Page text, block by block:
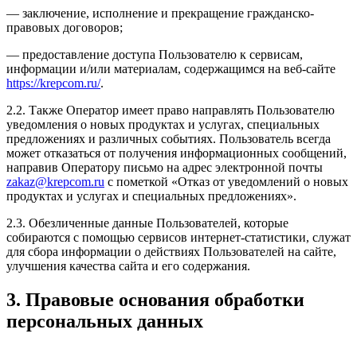
— заключение, исполнение и прекращение гражданско-
правовых договоров;
— предоставление доступа Пользователю к сервисам,
информации и/или материалам, содержащимся на веб-сайте
https://krepcom.ru/.
2.2. Также Оператор имеет право направлять Пользователю
уведомления о новых продуктах и услугах, специальных
предложениях и различных событиях. Пользователь всегда
может отказаться от получения информационных сообщений,
направив Оператору письмо на адрес электронной почты
zakaz@krepcom.ru с пометкой «Отказ от уведомлений о новых
продуктах и услугах и специальных предложениях».
2.3. Обезличенные данные Пользователей, которые
собираются с помощью сервисов интернет-статистики, служат
для сбора информации о действиях Пользователей на сайте,
улучшения качества сайта и его содержания.
3. Правовые основания обработки
персональных данных